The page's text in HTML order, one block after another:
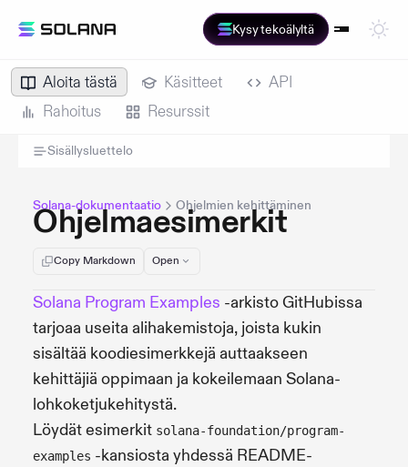
Kysy tekoälyltä
Aloita tästä Käsitteet
API
Rahoitus
Resurssit
Sisällysluettelo
Solana-dokumentaatio Ohjelmien kehittäminen
Ohjelmaesimerkit
Copy Markdown Open
Solana Program Examples -arkisto GitHubissa
tarjoaa useita alihakemistoja, joista kukin
sisältää koodiesimerkkejä auttaakseen
kehittäjiä oppimaan ja kokeilemaan Solana-
lohkoketjukehitystä.
Löydät esimerkit solana-foundation/program-
examples -kansiosta yhdessä README-